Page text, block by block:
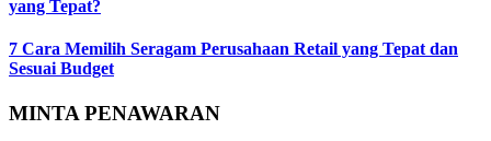
yang Tepat?
7 Cara Memilih Seragam Perusahaan Retail yang Tepat dan
Sesuai Budget
MINTA PENAWARAN